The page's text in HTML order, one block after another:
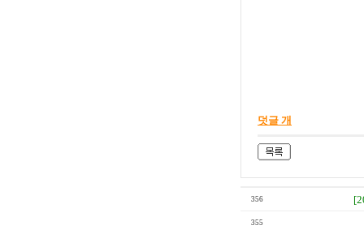
덧글 개
356
355